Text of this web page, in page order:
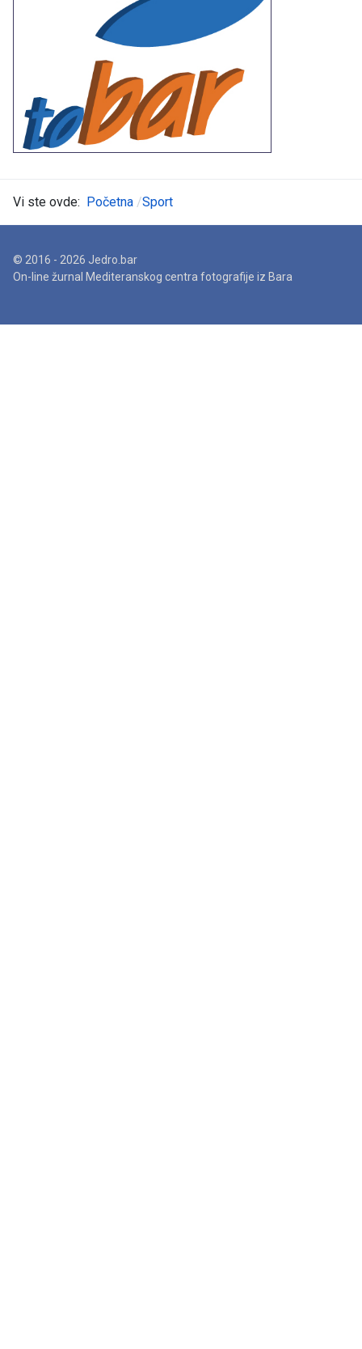
Vi ste ovde: Početna Sport
© 2016 - 2026 Jedro.bar
On-line žurnal Mediteranskog centra fotografije iz Bara